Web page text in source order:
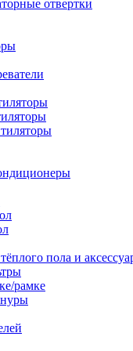
отвертки
пола и
рамке